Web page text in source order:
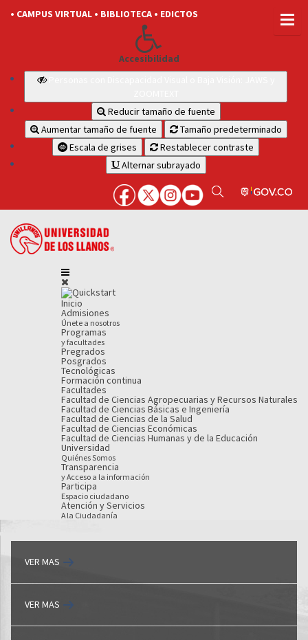
• CAMPUS VIRTUAL • BIBLIOTECA • EDICTOS
Accesibilidad
Reducir tamaño de fuente
Aumentar tamaño de fuente
Tamaño predeterminado
Escala de grises
Restablecer contraste
Alternar subrayado
Inicio
Admisiones
Únete a nosotros
Programas
y facultades
Pregrados
Posgrados
Tecnológicas
Formación continua
Facultades
Facultad de Ciencias Agropecuarias y Recursos Naturales
Facultad de Ciencias Básicas e Ingeniería
Facultad de Ciencias de la Salud
Facultad de Ciencias Económicas
Facultad de Ciencias Humanas y de la Educación
Universidad
Quiénes Somos
Transparencia
y Acceso a la información
Participa
Espacio ciudadano
Atención y Servicios
A la Ciudadanía
VER MAS
VER MAS